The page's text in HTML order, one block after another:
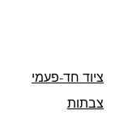
ציוד חד-פעמי
צבתות